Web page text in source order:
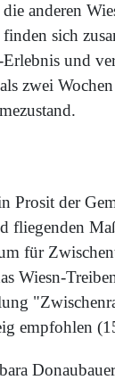
anderen
sich
und
zwei
Prosit der
fliegenden
für
Wiesn-
empfohlen